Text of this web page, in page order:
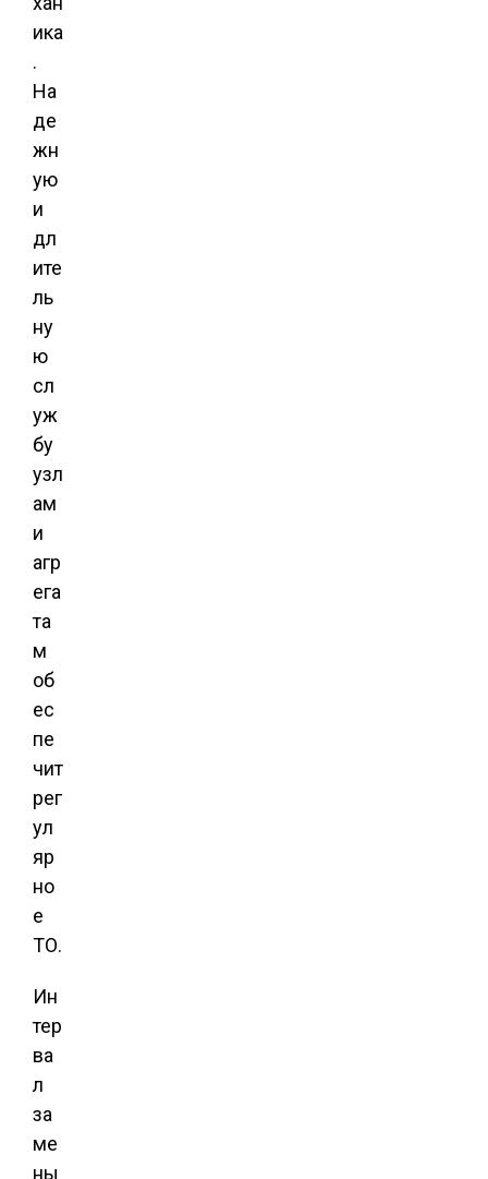
ика
.
На
де
жн
ую
и
дл
ите
ль
ну
ю
сл
уж
бу
узл
ам
и
агр
ега
та
м
об
ес
пе
чит
рег
ул
яр
но
е
ТО.
Ин
тер
ва
л
за
ме
ны